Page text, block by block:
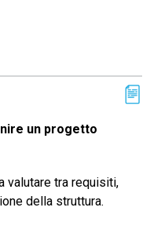
un progetto
valutare tra requisiti,
della struttura.